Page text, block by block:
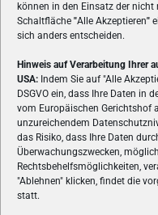
können in den Einsatz der
Schaltfläche "Alle Akzeptieren"
sich anders entscheiden.
Hinweis auf Verarbeitung Ihrer
USA: Indem Sie auf "Alle
DSGVO ein, dass Ihre Daten in
vom Europäischen Gerichtshof
unzureichendem
das Risiko, dass Ihre Daten
Überwachungszwecken,
Rechtsbehelfsmöglichkeiten,
"Ablehnen" klicken, findet die
statt.
VON GAMERN, FÜR
Spielemagazin
Reviews und Videos zu
Hardware und